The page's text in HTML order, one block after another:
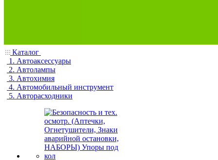
Каталог
1. Автоаксессуары
2. Автолампы
3. Автохимия
4. Автомобильный инструмент
5. Авторасходники